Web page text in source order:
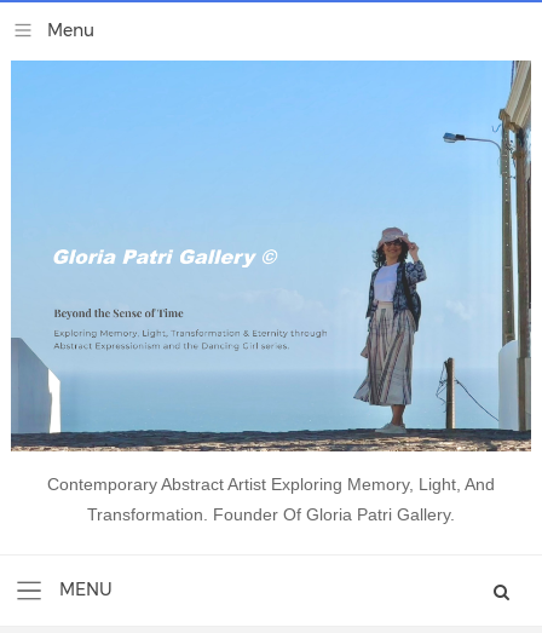
Contemporary Abstract Artist Exploring Memory, Light, And
Transformation. Founder Of Gloria Patri Gallery.